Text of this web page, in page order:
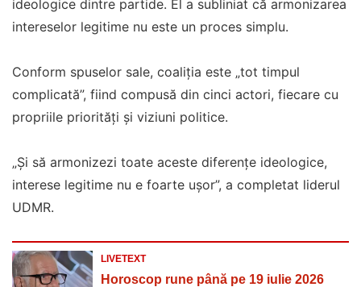
ideologice dintre partide. El a subliniat că armonizarea
intereselor legitime nu este un proces simplu.
Conform spuselor sale, coaliţia este „tot timpul
complicată”, fiind compusă din cinci actori, fiecare cu
propriile priorități și viziuni politice.
„Şi să armonizezi toate aceste diferenţe ideologice,
interese legitime nu e foarte uşor”, a completat liderul
UDMR.
LIVETEXT
Horoscop rune până pe 19 iulie 2026